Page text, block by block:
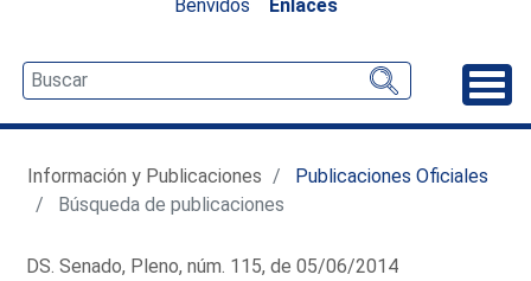
Benvidos
Enlaces
Información y Publicaciones
Publicaciones Oficiales
Búsqueda de publicaciones
DS. Senado, Pleno, núm. 115, de 05/06/2014